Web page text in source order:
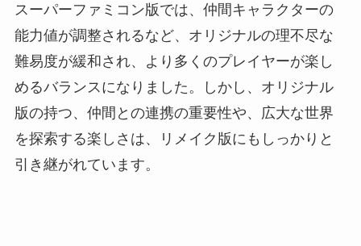
スーパーファミコン版では、仲間キャラクターの
能力値が調整されるなど、オリジナルの理不尽な
難易度が緩和され、より多くのプレイヤーが楽し
めるバランスになりました。しかし、オリジナル
版の持つ、仲間との連携の重要性や、広大な世界
を探索する楽しさは、リメイク版にもしっかりと
引き継がれています。